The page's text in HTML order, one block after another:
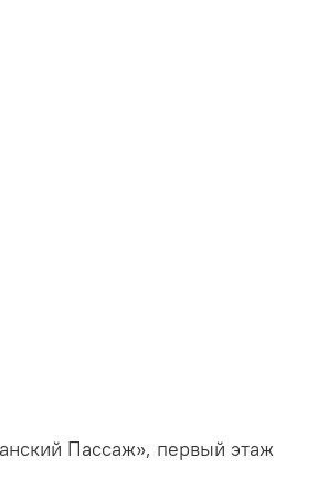
Пассаж», первый этаж